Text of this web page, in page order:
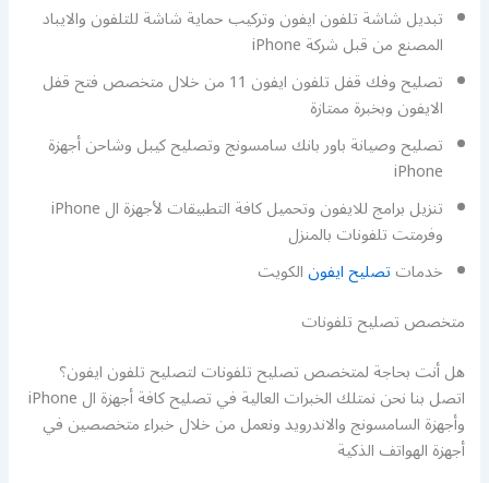
تبديل شاشة تلفون ايفون وتركيب حماية شاشة للتلفون والايباد
المصنع من قبل شركة iPhone
تصليح وفك قفل تلفون ايفون 11 من خلال متخصص فتح قفل
الايفون وبخبرة ممتازة
تصليح وصيانة باور بانك سامسونج وتصليح كيبل وشاحن أجهزة
iPhone
تنزيل برامج للايفون وتحميل كافة التطبيقات لأجهزة ال iPhone
وفرمتت تلفونات بالمنزل
خدماتتصليح ايفونالكويت
متخصص تصليح تلفونات
هل أنت بحاجة لمتخصص تصليح تلفونات لتصليح تلفون ايفون؟
اتصل بنا نحن نمتلك الخبرات العالية في تصليح كافة أجهزة ال iPhone
وأجهزة السامسونج والاندرويد ونعمل من خلال خبراء متخصصين في
أجهزة الهواتف الذكية